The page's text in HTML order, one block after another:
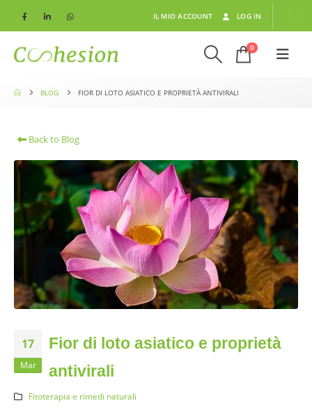
IL MIO ACCOUNT LOG IN
0
BLOG FIOR DI LOTO ASIATICO E PROPRIETÀ ANTIVIRALI
Back to Blog
17
Mar
Fior di loto asiatico e proprietà
antivirali
Fitoterapia e rimedi naturali